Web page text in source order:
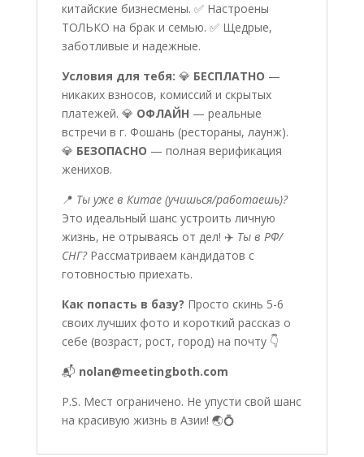
китайские бизнесмены. ✅ Настроены
ТОЛЬКО на брак и семью. ✅ Щедрые,
заботливые и надежные.
Условия для тебя: 💎 БЕСПЛАТНО —
никаких взносов, комиссий и скрытых
платежей. 💎 ОФЛАЙН — реальные
встречи в г. Фошань (рестораны, лаунж).
💎 БЕЗОПАСНО — полная верификация
женихов.
📍 Ты уже в Китае (учишься/работаешь)?
Это идеальный шанс устроить личную
жизнь, не отрываясь от дел! ✈️ Ты в РФ/
СНГ?Рассматриваем кандидатов с
готовностью приехать.
Как попасть в базу? Просто скинь 5-6
своих лучших фото и короткий рассказ о
себе (возраст, рост, город) на почту 👇
📬 nolan@meetingboth.com
P.S. Мест ограничено. Не упусти свой шанс
на красивую жизнь в Азии! 🌏💍